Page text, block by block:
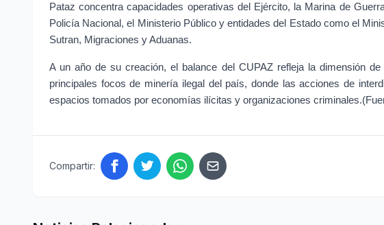
Pataz concentra capacidades operativas del Ejército, la Marina de
Policía Nacional, el Ministerio Público y entidades del Estado como el
Sutran, Migraciones y Aduanas.
A un año de su creación, el balance del CUPAZ refleja la dimensión
principales focos de minería ilegal del país, donde las acciones de
espacios tomados por economías ilícitas y organizaciones
Compartir: